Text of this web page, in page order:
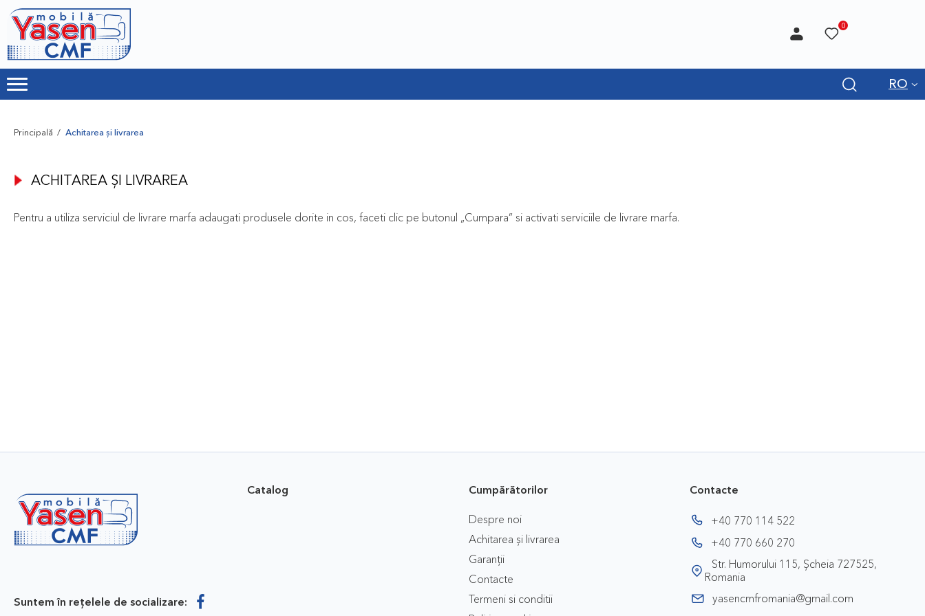
0
RO
Principală Achitarea și livrarea
ACHITAREA ȘI LIVRAREA
Pentru a utiliza serviciul de livrare marfa adaugati produsele dorite in cos, faceti clic pe butonul „Cumpara” si activati ​​serviciile de livrare marfa.
Suntem în rețelele de socializare:
Catalog Cumpărătorilor
Despre noi
Achitarea și livrarea
Garanții
Contacte
Termeni si conditii
Contacte
+40 770 114 522
+40 770 660 270
Str. Humorului 115, Șcheia 727525,
Romania
yasencmfromania@gmail.com